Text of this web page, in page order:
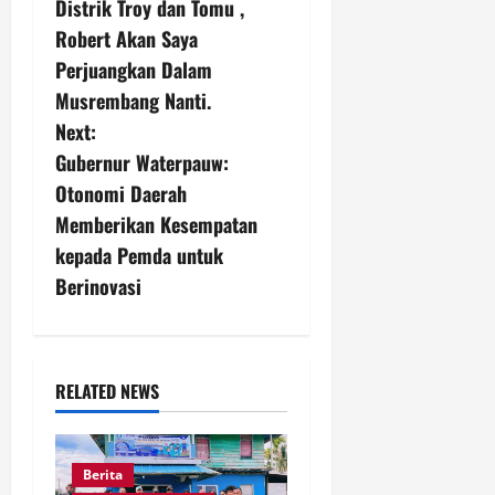
s
t
n
a
v
i
t
i
Distrik Troy dan Tomu ,
Robert Akan Saya
Perjuangkan Dalam
Musrembang Nanti.
Next:
Gubernur Waterpauw:
Otonomi Daerah
Memberikan Kesempatan
kepada Pemda untuk
Berinovasi
RELATED NEWS
Berita